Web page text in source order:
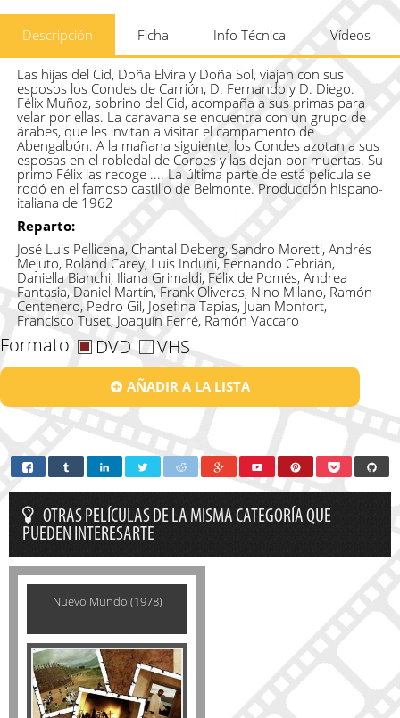
Descripción Ficha Info Técnica Vídeos
Las hijas del Cid, Doña Elvira y Doña Sol, viajan con sus
esposos los Condes de Carrión, D. Fernando y D. Diego.
Félix Muñoz, sobrino del Cid, acompaña a sus primas para
velar por ellas. La caravana se encuentra con un grupo de
árabes, que les invitan a visitar el campamento de
Abengalbón. A la mañana siguiente, los Condes azotan a sus
esposas en el robledal de Corpes y las dejan por muertas. Su
primo Félix las recoge .... La última parte de está película se
rodó en el famoso castillo de Belmonte. Producción hispano-
italiana de 1962
Reparto:
José Luis Pellicena, Chantal Deberg, Sandro Moretti, Andrés
Mejuto, Roland Carey, Luis Induni, Fernando Cebrián,
Daniella Bianchi, Iliana Grimaldi, Félix de Pomés, Andrea
Fantasia, Daniel Martín, Frank Oliveras, Nino Milano, Ramón
Centenero, Pedro Gil, Josefina Tapias, Juan Monfort,
Francisco Tuset, Joaquín Ferré, Ramón Vaccaro
Formato DVD VHS
AÑADIR A LA LISTA
OTRAS PELÍCULAS DE LA MISMA CATEGORÍA QUE
PUEDEN INTERESARTE
Nuevo Mundo (1978)